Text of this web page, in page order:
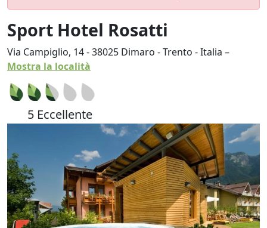
Sport Hotel Rosatti
Via Campiglio, 14-38025 Dimaro -Trento -Italia –
Mostra la località
5 Eccellente